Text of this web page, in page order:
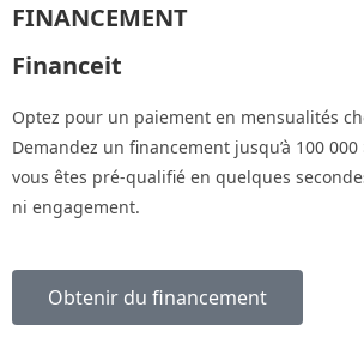
FINANCEMENT
Financeit
Optez pour un paiement en mensualités
Demandez un financement jusqu’à 100
vous êtes pré-qualifié en quelques
ni engagement.
Obtenir du financement